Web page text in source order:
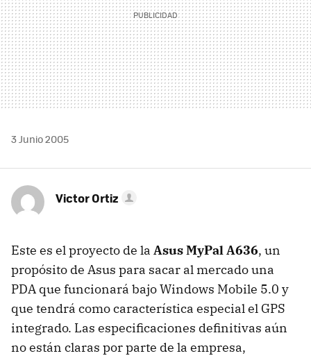
3 Junio 2005
Victor Ortiz
Este es el proyecto de la Asus MyPal A636, un
propósito de Asus para sacar al mercado una
PDA que funcionará bajo Windows Mobile 5.0 y
que tendrá como característica especial el GPS
integrado. Las especificaciones definitivas aún
no están claras por parte de la empresa,